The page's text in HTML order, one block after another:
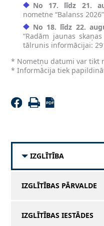
IZGLĪTĪBA
IZGLĪTĪBAS PĀRVALDE
IZGLĪTĪBAS IESTĀDES
No 17. līdz 21.
nometne “Balanss
No 18. līdz 22.
“Radām jaunas
tālrunis informācijai:
* Nometņu datumi var tikt
* Informācija tiek